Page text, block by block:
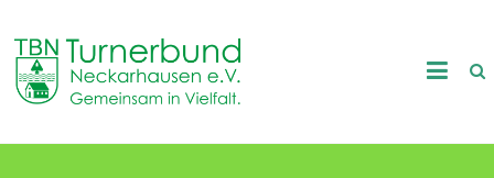
content
TB
Neckarhausen